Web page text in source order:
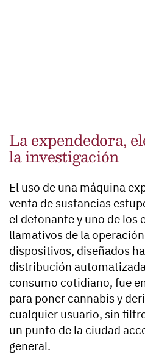
La expendedora,
la investigación
El uso de una máquina
venta de sustancias
el detonante y uno de los
llamativos de la
dispositivos, diseñados
distribución
consumo cotidiano, fue
para poner cannabis y
cualquier usuario, sin
un punto de la ciudad
general.